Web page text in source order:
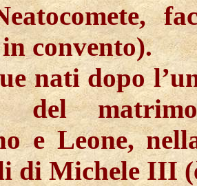
convento).
nati dopo
del
e Leone,
di Michele III